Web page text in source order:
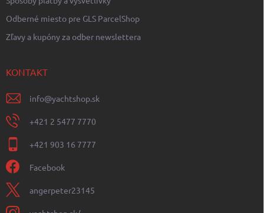
Odberné miesto pre GLS ParcelShop
Zľavy a kupóny za odber newslettera
KONTAKT
info@yachtshop.sk
+421 2 5477 7770
+421 903 16 7777
Facebook
angerpeter23145